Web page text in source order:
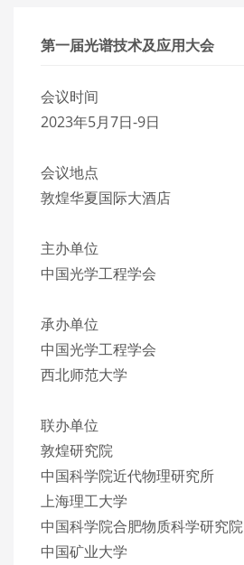
第一届光谱技术及应用大会
会议时间
2023年5月7日-9日
会议地点
敦煌华夏国际大酒店
主办单位
中国光学工程学会
承办单位
中国光学工程学会
西北师范大学
联办单位
敦煌研究院
中国科学院近代物理研究所
上海理工大学
中国科学院合肥物质科学研究院
中国矿业大学